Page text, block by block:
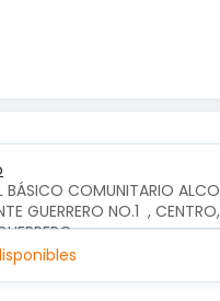
BÁSICO COMUNITARIO
GUERRERO NO.1  ,